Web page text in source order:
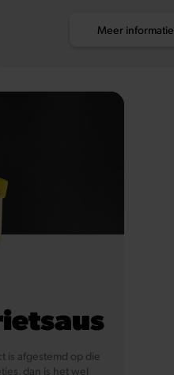
Meer informatie
is afgestemd op die
dan is het wel